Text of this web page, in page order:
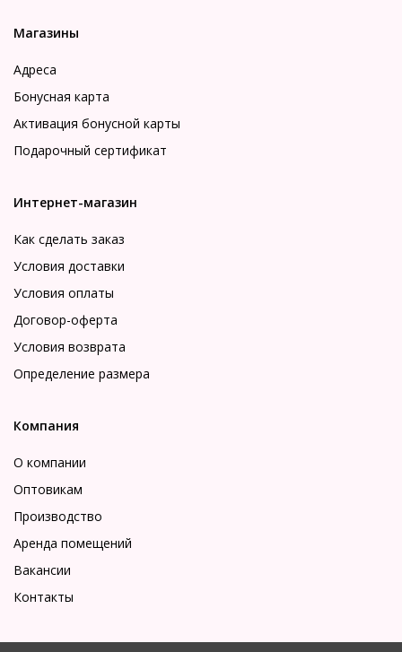
Магазины
Адреса
Бонусная карта
Активация бонусной карты
Подарочный сертификат
Интернет-магазин
Как сделать заказ
Условия доставки
Условия оплаты
Договор-оферта
Условия возврата
Определение размера
Компания
О компании
Оптовикам
Производство
Аренда помещений
Вакансии
Контакты